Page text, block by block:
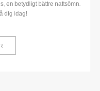
en betydligt bättre nattsömn.
dig idag!